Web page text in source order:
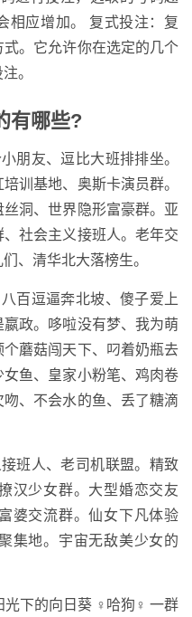
相应增加。 复式投注：复
。它允许你在选定的几个
。
有哪些?
朋友、逗比大班排排坐。
训基地、奥斯卡演员群。
洞、世界隐形富豪群。亚
社会主义接班人。老年交
、清华北大落榜生。
百逗逼奔北坡、傻子爱上
政。哆啦没有梦、我为萌
蘑菇闯天下、叼着奶瓶去
鱼、皇家小粉笔、鸡肉卷
、不会水的鱼、丢了糖滴
班人、老司机联盟。精致
汉少女群。大型婚恋交友
婆交流群。仙女下凡体验
集地。宇宙无敌美少女的
光下的向日葵 ♀哈狗♀ 一群